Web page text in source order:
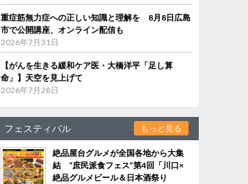
重症筋無力症への正しい知識と理解を 8月8日広島
市で公開講座、オンライン配信も
2026年7月31日
【がんを生きる緩和ケア医・大橋洋平「足し算
命」】天空を見上げて
2026年7月28日
フェスティバル もっと見る
絶品屋台グルメが全国各地から大集
結 “庶民派食フェス”第4回「川口×
絶品グルメビール＆日本酒祭り